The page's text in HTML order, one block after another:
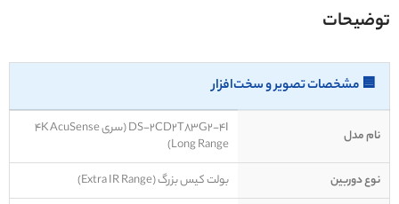
توضیحات
🟦 مشخصات تصویر و سخت‌افزار
نام مدل
DS-2CD2T83G2-4I (سری 4K AcuSense
Long Range)
نوع دوربین
بولت کیس بزرگ (Extra IR Range)